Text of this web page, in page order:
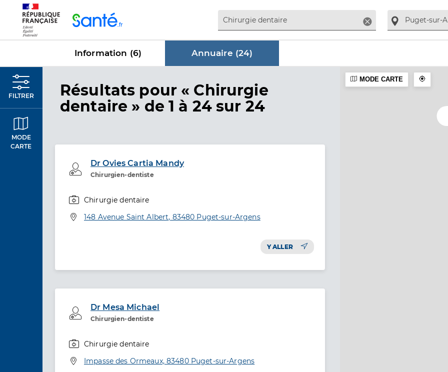
Supprimer
Information (6) Annuaire (24)
FILTRER
MODE
CARTE
Résultats dans Annuaire
pour « Chirurgie
dentaire » de 1 à 24 sur 24
Dr Ovies Cartia Mandy
Chirurgien-dentiste
Professionel de santé
Chirurgie dentaire
Adresse
148 Avenue Saint Albert, 83480 Puget-sur-Argens
Y ALLER
Dr Mesa Michael
Chirurgien-dentiste
Professionel de santé
Chirurgie dentaire
Adresse
Impasse des Ormeaux, 83480 Puget-sur-Argens
MODE CARTE
Panneau de gestion des cookies